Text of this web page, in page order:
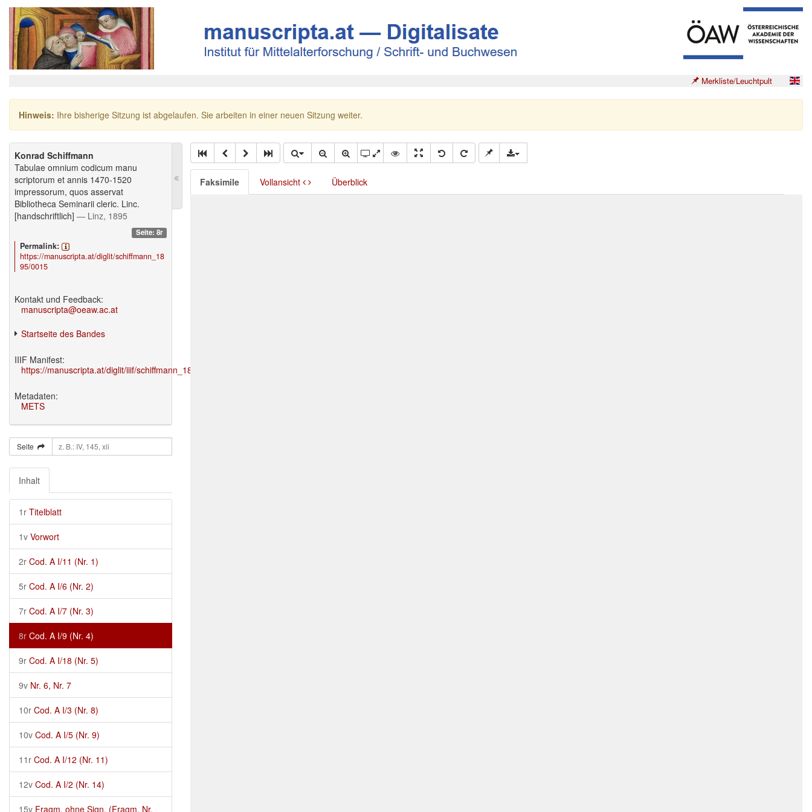
Merkliste/Leuchtpult
Hinweis: Ihre bisherige Sitzung ist abgelaufen. Sie arbeiten in einer neuen Sitzung weiter.
Konrad Schiffmann
Tabulae omnium codicum manu
scriptorum et annis 1470-1520
impressorum, quos asservat
Bibliotheca Seminarii cleric. Linc.
[handschriftlich] — Linz, 1895
Seite: 8r
Permalink:
https://manuscripta.at/diglit/schiffmann_18
95/0015
Kontakt und Feedback:
manuscripta@oeaw.ac.at
Startseite des Bandes
IIIF Manifest:
https://manuscripta.at/diglit/iiif/schiffmann_1895/manifest.json
Metadaten:
METS
Seite
Inhalt
1r Titelblatt
1v Vorwort
2r Cod. A I/11 (Nr. 1)
5r Cod. A I/6 (Nr. 2)
7r Cod. A I/7 (Nr. 3)
8r Cod. A I/9 (Nr. 4)
9r Cod. A I/18 (Nr. 5)
9v Nr. 6, Nr. 7
10r Cod. A I/3 (Nr. 8)
10v Cod. A I/5 (Nr. 9)
11r Cod. A I/12 (Nr. 11)
12v Cod. A I/2 (Nr. 14)
15v Fragm. ohne Sign. (Fragm. Nr.
Faksimile Vollansicht Überblick